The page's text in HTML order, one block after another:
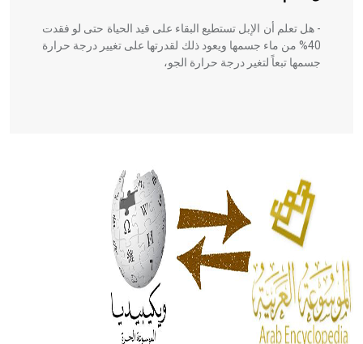
- هل تعلم أن الإبل تستطيع البقاء على قيد الحياة حتى لو فقدت
40% من ماء جسمها ويعود ذلك لقدرتها على تغيير درجة حرارة
جسمها تبعاً لتغير درجة حرارة الجو،
الحكم، الأدلة، تنظيم التغذية، ورسالته في جروح الرأس. ويعود
له الفضل بأنه حرر الطب من الدين والفلسفة.
- هل تعلم أن المرجان إفراز حيواني يتكون في البحر ويتركب
من مادة كربونات الكلسيوم، وهو أحمر أو شديد الحمرة وهو
أجود أنواعه، ويمتاز بكبر الحجم ويسمى الش